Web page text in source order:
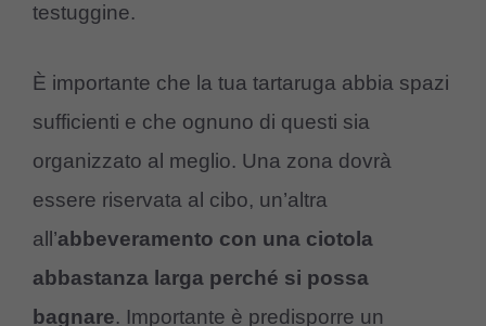
testuggine.
È importante che la tua tartaruga abbia spazi
sufficienti e che ognuno di questi sia
organizzato al meglio. Una zona dovrà
essere riservata al cibo, un’altra
all’abbeveramento con una ciotola
abbastanza larga perché si possa
bagnare. Importante è predisporre un